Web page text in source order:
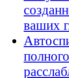
ваших
полного